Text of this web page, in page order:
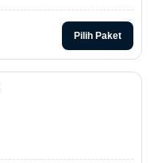
Pilih Paket